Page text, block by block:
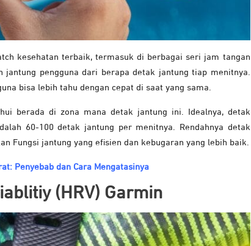
kesehatan terbaik, termasuk di berbagai seri jam tangan
jantung pengguna dari berapa detak jantung tiap menitnya.
bisa lebih tahu dengan cepat di saat yang sama.
berada di zona mana detak jantung ini. Idealnya, detak
60-100 detak jantung per menitnya. Rendahnya detak
Fungsi jantung yang efisien dan kebugaran yang lebih baik.
Penyebab dan Cara Mengatasinya
(HRV) Garmin